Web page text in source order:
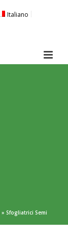
Italiano
» Sfogliatrici Semi